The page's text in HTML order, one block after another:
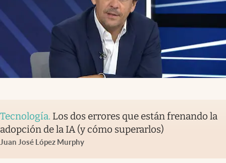
Tecnología. Los dos errores que están frenando la
adopción de la IA (y cómo superarlos)
Juan José López Murphy